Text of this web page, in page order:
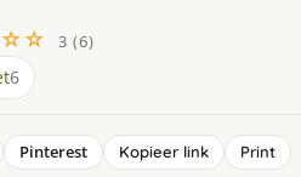
3 (6)
6
Pinterest Kopieer link Print